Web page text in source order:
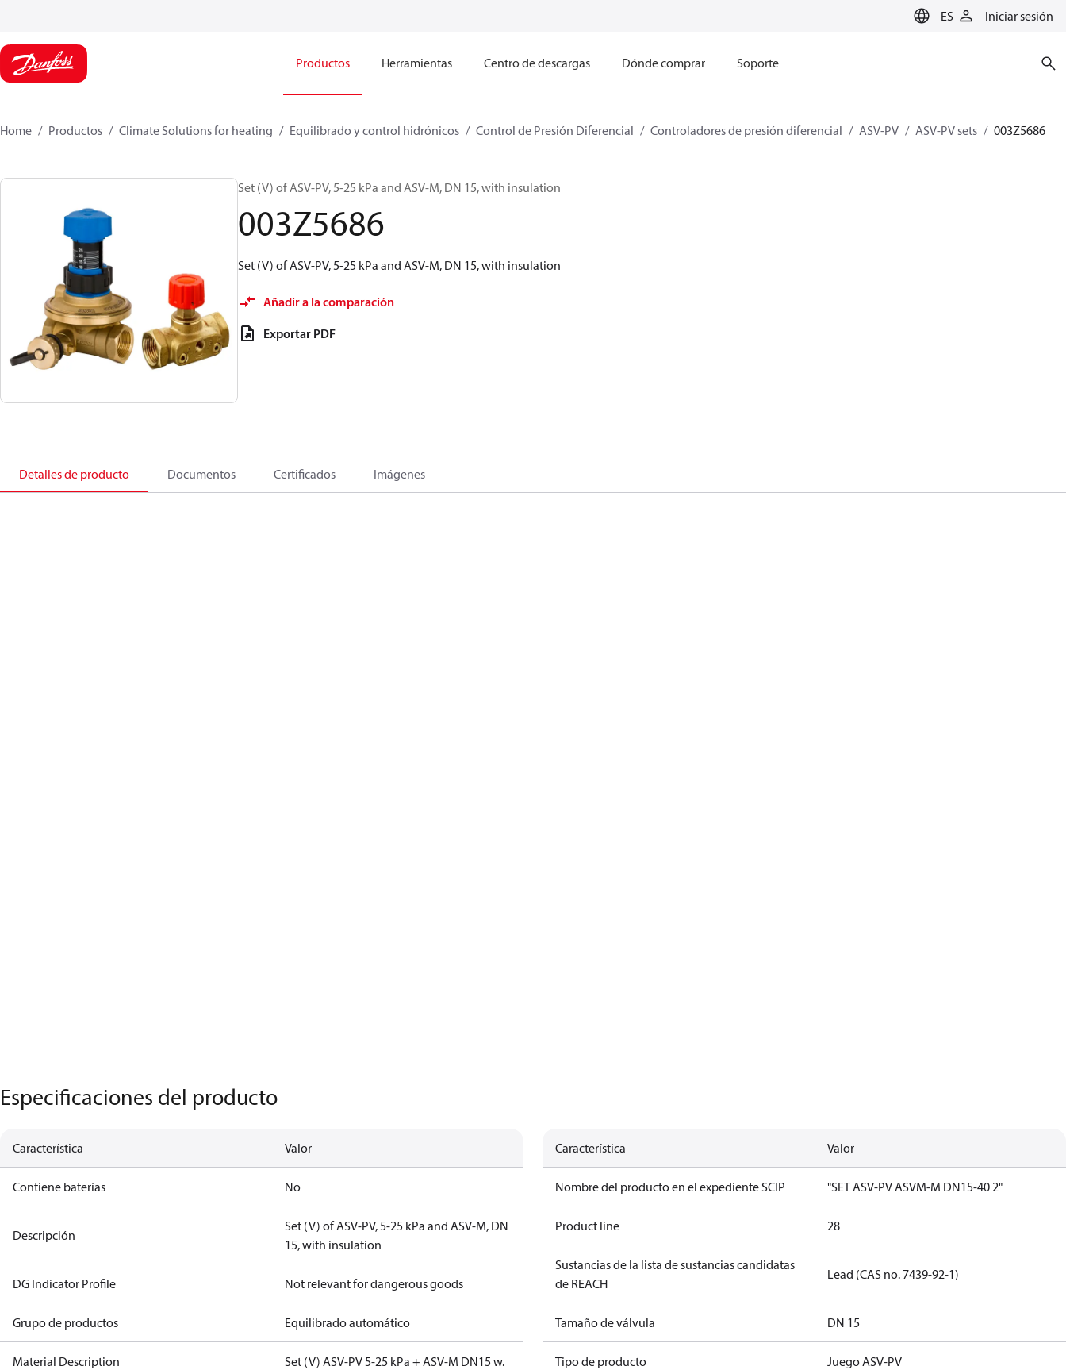
ES Iniciar sesión
Productos Herramientas Centro de descargas Dónde comprar Soporte
Home Productos Climate Solutions for heating Equilibrado y control hidrónicos Control de Presión Diferencial Controladores de presión diferencial ASV-PV ASV-PV sets 003Z5686
Set (V) of ASV-PV, 5-25 kPa and ASV-M, DN 15, with insulation
003Z5686
Set (V) of ASV-PV, 5-25 kPa and ASV-M, DN 15, with insulation
Añadir a la comparación
Exportar PDF
Detalles de producto Documentos Certificados Imágenes
Especificaciones del producto
Característica Valor
Contiene baterías No
Descripción
Set (V) of ASV-PV, 5-25 kPa and ASV-M, DN
15, with insulation
DG Indicator Profile Not relevant for dangerous goods
Grupo de productos Equilibrado automático
Material Description Set (V) ASV-PV 5-25 kPa + ASV-M DN15 w.
Característica Valor
Nombre del producto en el expediente SCIP "SET ASV-PV ASVM-M DN15-40 2"
Product line 28
Sustancias de la lista de sustancias candidatas
de REACH
Lead (CAS no. 7439-92-1)
Tamaño de válvula DN 15
Tipo de producto Juego ASV-PV